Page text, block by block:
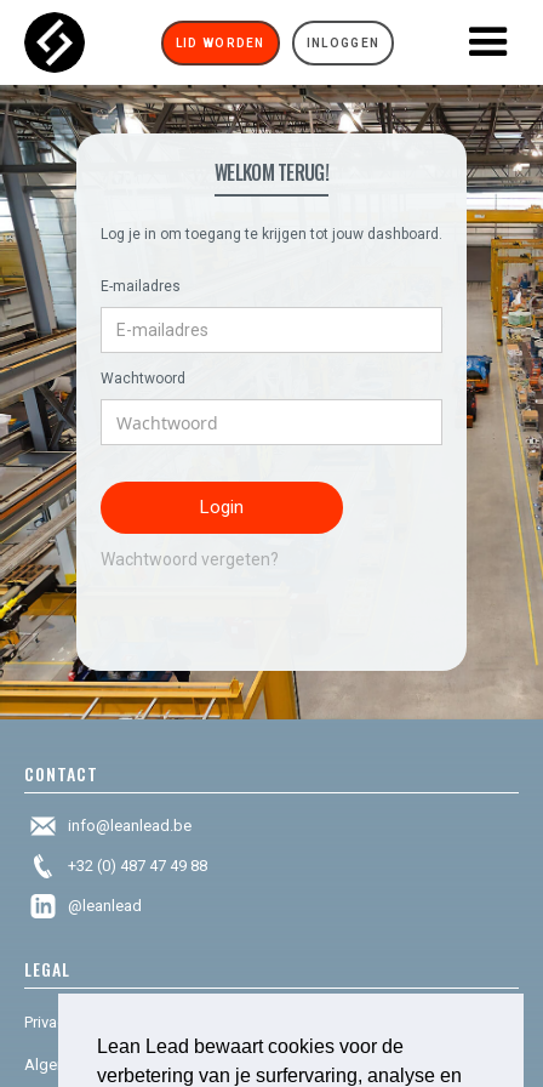
Lean Lead bewaart cookies voor de
verbetering van je surfervaring, analyse en
LID WORDEN INLOGGEN
WELKOM TERUG!
Log je in om toegang te krijgen tot jouw dashboard.
E-mailadres
Wachtwoord
Wachtwoord vergeten?
CONTACT
info@leanlead.be
+32 (0) 487 47 49 88
@leanlead
LEGAL
Privacy & cookies
Algemene voorwaarden